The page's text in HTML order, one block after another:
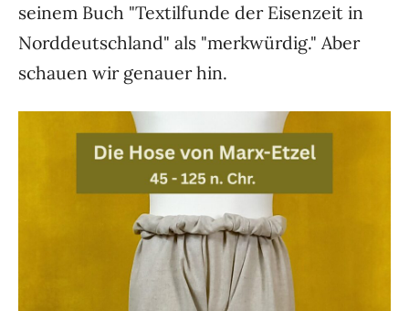
seinem Buch "Textilfunde der Eisenzeit in
Norddeutschland" als "merkwürdig." Aber
schauen wir genauer hin.